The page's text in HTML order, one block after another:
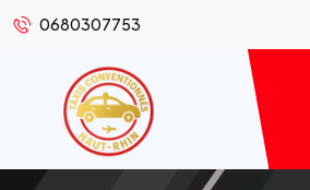
0680307753